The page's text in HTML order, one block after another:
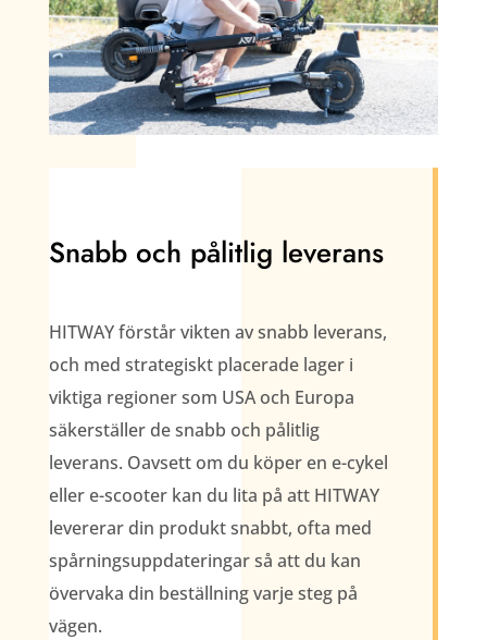
Snabb och pålitlig leverans
HITWAY förstår vikten av snabb leverans,
och med strategiskt placerade lager i
viktiga regioner som USA och Europa
säkerställer de snabb och pålitlig
leverans. Oavsett om du köper en e-cykel
eller e-scooter kan du lita på att HITWAY
levererar din produkt snabbt, ofta med
spårningsuppdateringar så att du kan
övervaka din beställning varje steg på
vägen.